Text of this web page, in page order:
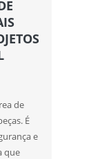
de
É
e
que